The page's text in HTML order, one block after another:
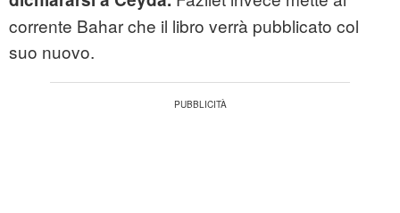
corrente Bahar che il libro verrà pubblicato col
suo nuovo.